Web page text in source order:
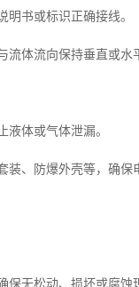
书或标识正确接线。
体流向保持垂直或水
体或气体泄漏。
、防爆外壳等，确保
无松动、损坏或腐蚀